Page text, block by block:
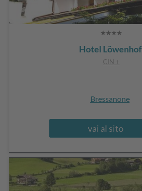
Hotel Löwenhof
CIN +
Bressanone
vai al sito